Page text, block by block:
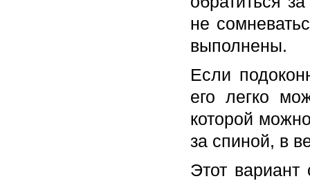
не
выполнены.
Если
его легко
которой
за спиной, в
Этот вариант